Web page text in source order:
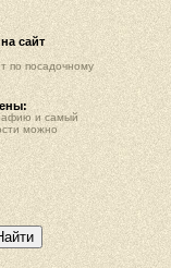
сайт
по посадочному
и самый
можно